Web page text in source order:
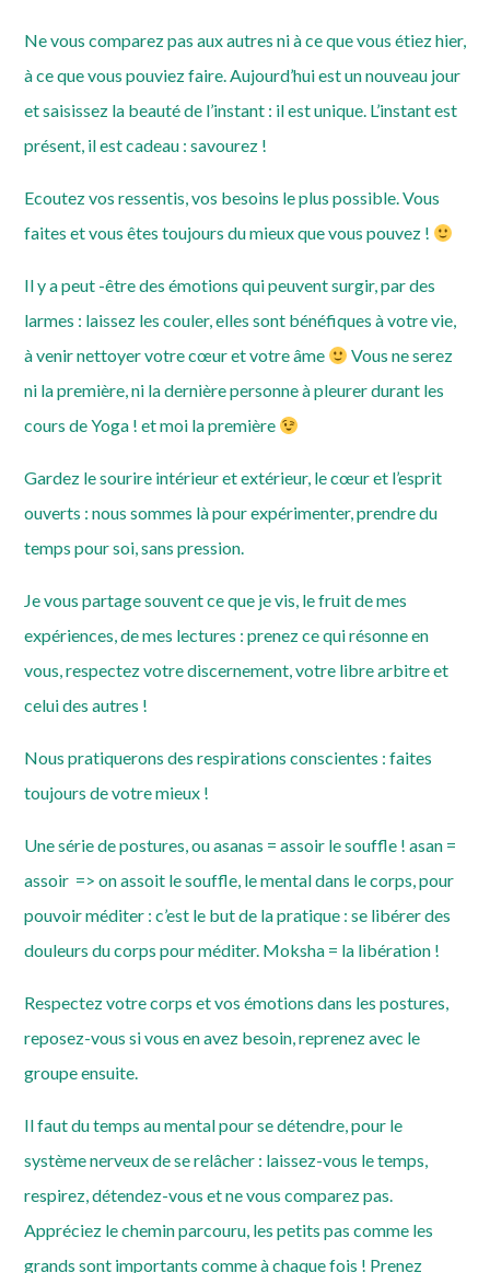
Ne vous comparez pas aux autres ni à ce que vous étiez hier,
à ce que vous pouviez faire. Aujourd’hui est un nouveau jour
et saisissez la beauté de l’instant : il est unique. L’instant est
présent, il est cadeau : savourez !
Ecoutez vos ressentis, vos besoins le plus possible. Vous
faites et vous êtes toujours du mieux que vous pouvez !
Il y a peut -être des émotions qui peuvent surgir, par des
larmes : laissez les couler, elles sont bénéfiques à votre vie,
à venir nettoyer votre cœur et votre âme
Vous ne serez
ni la première, ni la dernière personne à pleurer durant les
cours de Yoga ! et moi la première
Gardez le sourire intérieur et extérieur, le cœur et l’esprit
ouverts : nous sommes là pour expérimenter, prendre du
temps pour soi, sans pression.
Je vous partage souvent ce que je vis, le fruit de mes
expériences, de mes lectures : prenez ce qui résonne en
vous, respectez votre discernement, votre libre arbitre et
celui des autres !
Nous pratiquerons des respirations conscientes : faites
toujours de votre mieux !
Une série de postures, ou asanas = assoir le souffle ! asan =
assoir => on assoit le souffle, le mental dans le corps, pour
pouvoir méditer : c’est le but de la pratique : se libérer des
douleurs du corps pour méditer. Moksha = la libération !
Respectez votre corps et vos émotions dans les postures,
reposez-vous si vous en avez besoin, reprenez avec le
groupe ensuite.
Il faut du temps au mental pour se détendre, pour le
système nerveux de se relâcher : laissez-vous le temps,
respirez, détendez-vous et ne vous comparez pas.
Appréciez le chemin parcouru, les petits pas comme les
grands sont importants comme à chaque fois ! Prenez